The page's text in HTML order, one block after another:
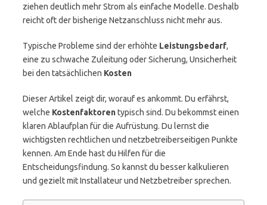
ziehen deutlich mehr Strom als einfache Modelle. Deshalb
reicht oft der bisherige Netzanschluss nicht mehr aus.
Typische Probleme sind der erhöhte Leistungsbedarf,
eine zu schwache Zuleitung oder Sicherung, Unsicherheit
bei den tatsächlichen Kosten
Dieser Artikel zeigt dir, worauf es ankommt. Du erfährst,
welche Kostenfaktorentypisch sind. Du bekommst einen
klaren Ablaufplan für die Aufrüstung. Du lernst die
wichtigsten rechtlichen und netzbetreiberseitigen Punkte
kennen. Am Ende hast du Hilfen für die
Entscheidungsfindung. So kannst du besser kalkulieren
und gezielt mit Installateur und Netzbetreiber sprechen.